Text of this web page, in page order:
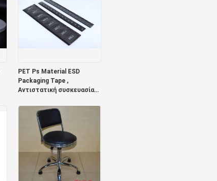
PET Ps Material ESD
Packaging Tape ,
Αντιστατική συσκευασία